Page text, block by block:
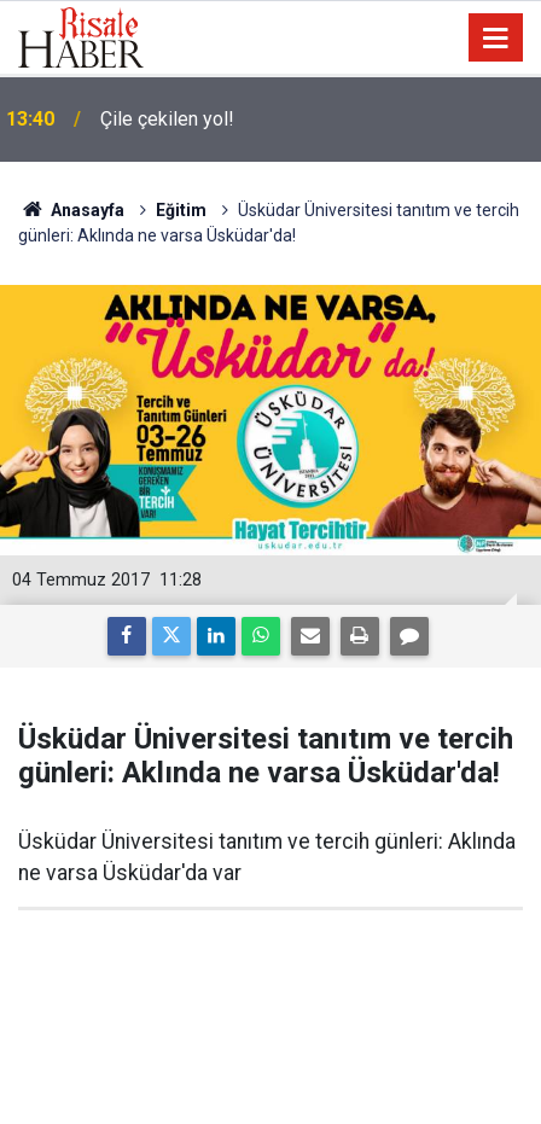
13:40 Çile çekilen yol!
13:30
çocuk sayısı son bir yılda iki katına çıktı
Anasayfa Eğitim
Üsküdar Üniversitesi tanıtım ve tercih
günleri: Aklında ne varsa Üsküdar'da!
11:28
04 Temmuz 2017
Üsküdar Üniversitesi tanıtım ve tercih
günleri: Aklında ne varsa Üsküdar'da!
Üsküdar Üniversitesi tanıtım ve tercih günleri: Aklında
ne varsa Üsküdar'da var